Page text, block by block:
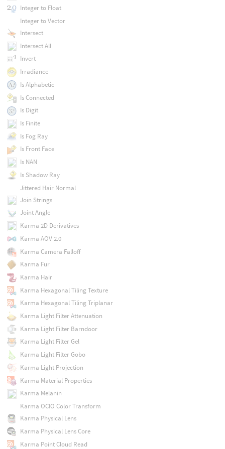
Integer to Float
Integer to Vector
Intersect
Intersect All
Invert
Irradiance
Is Alphabetic
Is Connected
Is Digit
Is Finite
Is Fog Ray
Is Front Face
Is NAN
Is Shadow Ray
Jittered Hair Normal
Join Strings
Joint Angle
Karma 2D Derivatives
Karma AOV 2.0
Karma Camera Falloff
Karma Fur
Karma Hair
Karma Hexagonal Tiling Texture
Karma Hexagonal Tiling Triplanar
Karma Light Filter Attenuation
Karma Light Filter Barndoor
Karma Light Filter Gel
Karma Light Filter Gobo
Karma Light Projection
Karma Material Properties
Karma Melanin
Karma OCIO Color Transform
Karma Physical Lens
Karma Physical Lens Core
Karma Point Cloud Read